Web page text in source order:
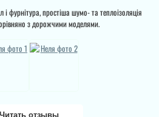
побачите а масивне
і фурнітура, простіша шумо- та теплоізоляція
з дорожчими моделями.
Читать отзывы